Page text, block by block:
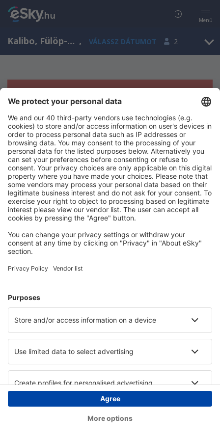
Menü
Kalibo, Fülöp-szigetek , VÁLASSZ DÁTUMOT 2
Sajnos semmilyen eredménnyel nem
szolgálhatunk.
Próbáld meg még egyszer más kritériumot kiválasztva
Copyright © eSky.hu Minden jog fenntartva.